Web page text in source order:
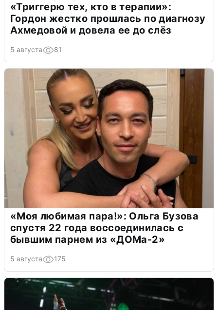
«Триггерю тех, кто в терапии»:
Гордон жестко прошлась по диагнозу
Ахмедовой и довела ее до слёз
5 августа 81
«Моя любимая пара!»: Ольга Бузова
спустя 22 года воссоединилась с
бывшим парнем из «ДОМа-2»
5 августа 175